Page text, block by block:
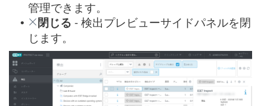
管理できます。
• 閉じる - 検出プレビューサイドパネルを閉
じます。